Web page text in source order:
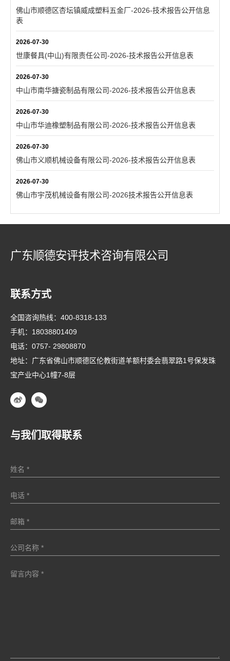
佛山市顺德区杏坛镇威成塑料五金厂-2026-技术报告公开信息
表
2026-07-30
世康餐具(中山)有限责任公司-2026-技术报告公开信息表
2026-07-30
中山市南华搪瓷制品有限公司-2026-技术报告公开信息表
2026-07-30
中山市华迪橡塑制品有限公司-2026-技术报告公开信息表
2026-07-30
佛山市义顺机械设备有限公司-2026-技术报告公开信息表
2026-07-30
佛山市宇茂机械设备有限公司-2026技术报告公开信息表
广东顺德安评技术咨询有限公司
联系方式
全国咨询热线： 400-8318-133
手机： 18038801409
电话： 0757- 29808870
地址：广东省佛山市顺德区伦教街道羊额村委会翡翠路1号保发珠
宝产业中心1幢7-8层
与我们取得联系